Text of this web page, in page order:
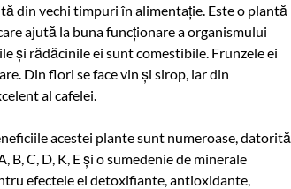
din vechi timpuri în alimentație. Este o plantă
ajută la buna funcționare a organismului
și rădăcinile ei sunt comestibile. Frunzele ei
Din flori se face vin și sirop, iar din
al cafelei.
acestei plante sunt numeroase, datorită
C, D, K, E și o sumedenie de minerale
efectele ei detoxifiante, antioxidante,